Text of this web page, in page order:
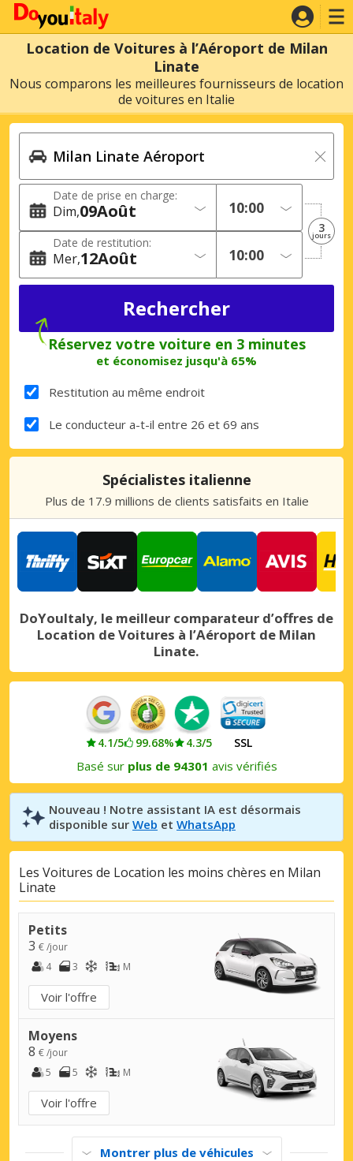
Location de Voitures à l’Aéroport de Milan
Linate
Nous comparons les meilleures fournisseurs de location
de voitures en Italie
Date de prise en charge:
Dim 09Août
Date de restitution:
Mer 12Août
3
jours
Réservez votre voiture en 3 minutes
et économisez jusqu'à 65%
Restitution au même endroit
Le conducteur a-t-il entre 26 et 69 ans
Spécialistes italienne
Plus de 17.9 millions de clients satisfaits en Italie
DoYouItaly, le meilleur comparateur d’offres de
Location de Voitures à l’Aéroport de Milan
Linate.
4.1/5 99.68% 4.3/5 SSL
Basé sur plus de 94301 avis vérifiés
Nouveau ! Notre assistant IA est désormais
disponible sur Web et WhatsApp
Les Voitures de Location les moins chères en Milan
Linate
Petits
3 € /jour
4
3 M
Voir l'offre
Moyens
8 € /jour
5
5 M
Voir l'offre
Montrer plus de véhicules